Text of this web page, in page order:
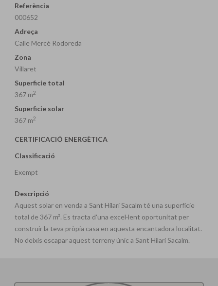
Referència
000652
Adreça
Calle Mercè Rodoreda
Zona
Villaret
Superficie total
367 m2
Superficie solar
367 m2
CERTIFICACIÓ ENERGÈTICA
Classificació
Exempt
Descripció
Aquest solar en venda a Sant Hilari Sacalm té una superfície
total de 367 m². Es tracta d'una excel·lent oportunitat per
construir la teva pròpia casa en aquesta encantadora localitat.
No deixis escapar aquest terreny únic a Sant Hilari Sacalm.